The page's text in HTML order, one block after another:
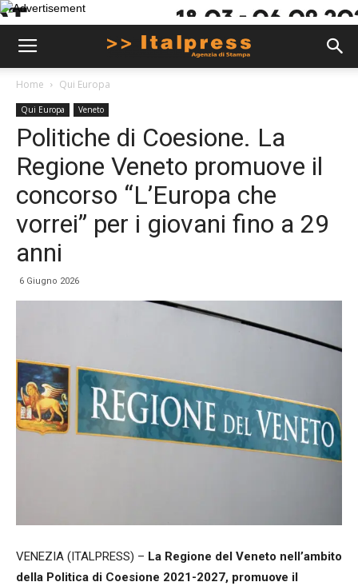
Home Qui Europa
Qui Europa Veneto
Politiche di Coesione. La
Regione Veneto promuove il
concorso “L’Europa che
vorrei” per i giovani fino a 29
anni
6 Giugno 2026
VENEZIA (ITALPRESS) – La Regione del Veneto nell’ambito
della Politica di Coesione 2021-2027, promuove il